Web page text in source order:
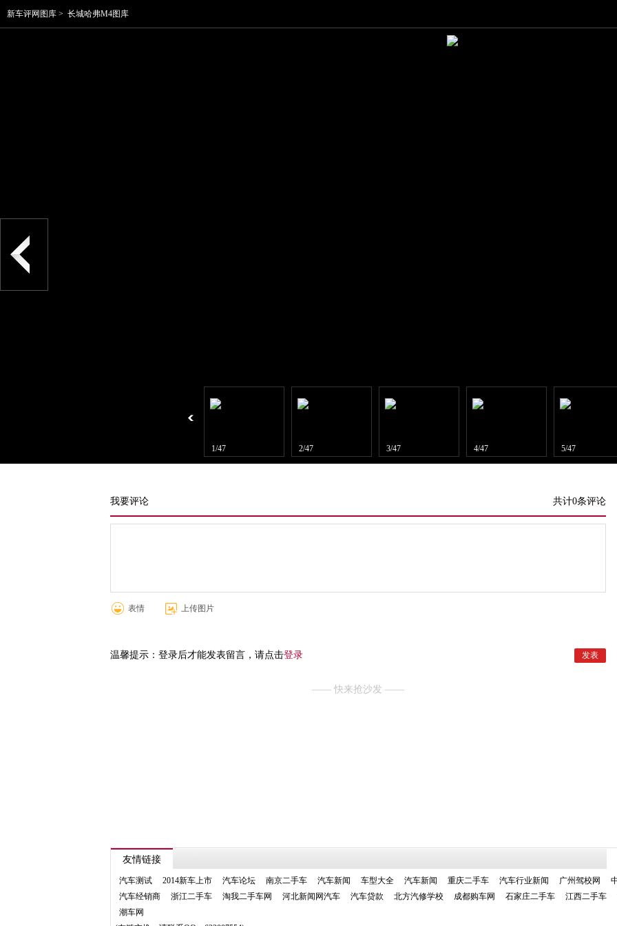
新车评网图库 > 长城哈弗M4图库
1/47 2/47 3/47 4/47 5/47
共计0条评论
我要评论
表情 上传图片
温馨提示：登录后才能发表留言，请点击登录
—— 快来抢沙发 ——
友情链接
汽车测试 2014新车上市 汽车论坛 南京二手车 汽车新闻 车型大全 汽车新闻 重庆二手车 汽车行业新闻 广州驾校网
汽车经销商
浙江二手车 淘我二手车网 河北新闻网汽车 汽车贷款 北方汽修学校 成都购车网 石家庄二手车 江西二手车
潮车网